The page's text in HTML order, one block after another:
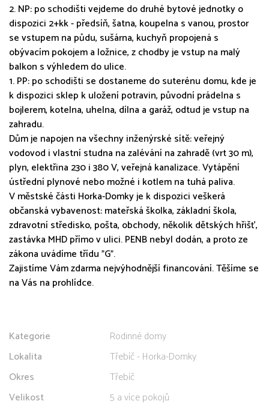
2. NP: po schodišti vejdeme do druhé bytové jednotky o
dispozici 2+kk - předsíň, šatna, koupelna s vanou, prostor
se vstupem na půdu, sušárna, kuchyň propojená s
obývacím pokojem a ložnice, z chodby je vstup na malý
balkon s výhledem do ulice.
1. PP: po schodišti se dostaneme do suterénu domu, kde je
k dispozici sklep k uložení potravin, původní prádelna s
bojlerem, kotelna, uhelna, dílna a garáž, odtud je vstup na
zahradu.
Dům je napojen na všechny inženýrské sítě: veřejný
vodovod i vlastní studna na zalévání na zahradě (vrt 30 m),
plyn, elektřina 230 i 380 V, veřejná kanalizace. Vytápění
ústřední plynové nebo možné i kotlem na tuhá paliva.
V městské části Horka-Domky je k dispozici veškerá
občanská vybavenost: mateřská školka, základní škola,
zdravotní středisko, pošta, obchody, několik dětských hřišť,
zastávka MHD přímo v ulici. PENB nebyl dodán, a proto ze
zákona uvádíme třídu "G".
Zajistíme Vám zdarma nejvýhodnější financování. Těšíme se
na Vás na prohlídce.
Kategorie
Rodinné domy
Lokalita
Třebíč - Horka-Domky
Okres
Třebíč
Velikost
5 a více pokojů